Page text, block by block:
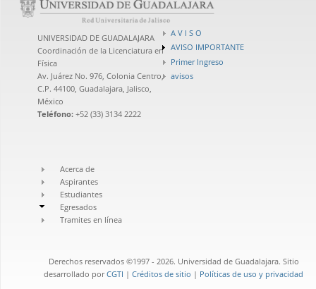
UNIVERSIDAD DE GUADALAJARA
Coordinación de la Licenciatura en
Física
Av. Juárez No. 976, Colonia Centro,
C.P. 44100, Guadalajara, Jalisco,
México
Teléfono: +52 (33) 3134 2222
A V I S O
AVISO IMPORTANTE
Primer Ingreso
avisos
Acerca de
Aspirantes
Estudiantes
Egresados
Tramites en línea
Derechos reservados ©1997 - 2026. Universidad de Guadalajara. Sitio
desarrollado porCGTI | Créditos de sitio | Políticas de uso y privacidad